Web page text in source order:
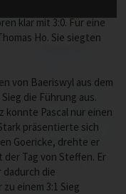
klar mit 3:0. Für eine
Ho. Sie siegten
von Baeriswyl aus dem
die Führung aus.
konnte Pascal nur einen
präsentierte sich
Goericke, drehte er
der Tag von Steffen. Er
die
einem 3:1 Sieg